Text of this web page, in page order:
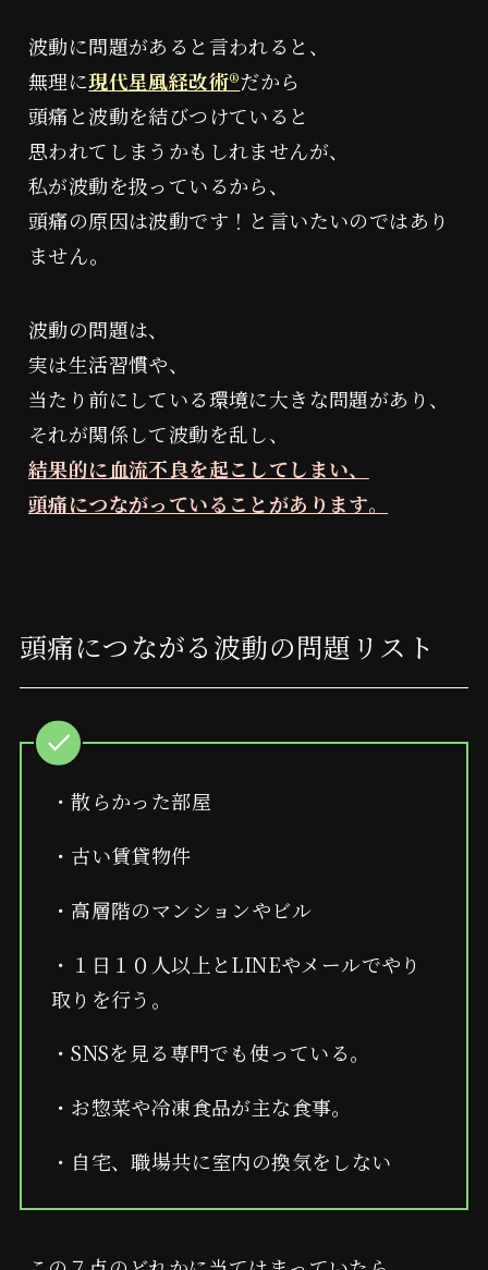
よしみつ研究所
審査についてのご案内
波動に問題があると言われると、
無理に現代星風経改術®︎だから
頭痛と波動を結びつけていると
思われてしまうかもしれませんが、
私が波動を扱っているから、
頭痛の原因は波動です！と言いたいのではあり
ません。
波動の問題は、
実は生活習慣や、
当たり前にしている環境に大きな問題があり、
それが関係して波動を乱し、
結果的に血流不良を起こしてしまい、
頭痛につながっていることがあります。
頭痛につながる波動の問題リスト
・散らかった部屋
・古い賃貸物件
・高層階のマンションやビル
・１日１０人以上とLINEやメールでやり
取りを行う。
・SNSを見る専門でも使っている。
・お惣菜や冷凍食品が主な食事。
・自宅、職場共に室内の換気をしない